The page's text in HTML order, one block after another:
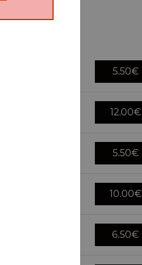
5.50€
12.00€
5.50€
10.00€
6.50€